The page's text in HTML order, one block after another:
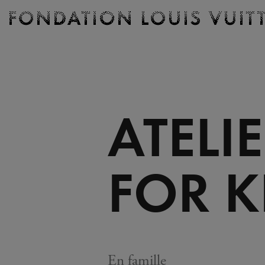
FOR
En famille
Billetterie